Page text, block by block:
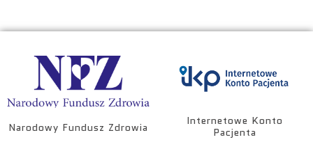
Narodowy Fundusz Zdrowia
Internetowe Konto
Pacjenta